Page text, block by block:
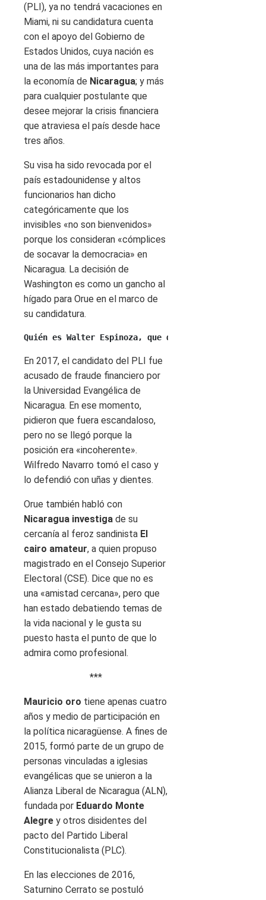
(PLI), ya no tendrá vacaciones en
Miami, ni su candidatura cuenta
con el apoyo del Gobierno de
Estados Unidos, cuya nación es
una de las más importantes para
la economía de Nicaragua; y más
para cualquier postulante que
desee mejorar la crisis financiera
que atraviesa el país desde hace
tres años.
Su visa ha sido revocada por el
país estadounidense y altos
funcionarios han dicho
categóricamente que los
invisibles «no son bienvenidos»
porque los consideran «cómplices
de socavar la democracia» en
Nicaragua. La decisión de
Washington es como un gancho al
hígado para Orue en el marco de
su candidatura.
Quién es Walter Espinoza, que de chofer pasó a
En 2017, el candidato del PLI fue
acusado de fraude financiero por
la Universidad Evangélica de
Nicaragua. En ese momento,
pidieron que fuera escandaloso,
pero no se llegó porque la
posición era «incoherente».
Wilfredo Navarro tomó el caso y
lo defendió con uñas y dientes.
Orue también habló con
Nicaragua investiga de su
cercanía al feroz sandinista El
cairo amateur, a quien propuso
magistrado en el Consejo Superior
Electoral (CSE). Dice que no es
una «amistad cercana», pero que
han estado debatiendo temas de
la vida nacional y le gusta su
puesto hasta el punto de que lo
admira como profesional.
***
Mauricio oro tiene apenas cuatro
años y medio de participación en
la política nicaragüense. A fines de
2015, formó parte de un grupo de
personas vinculadas a iglesias
evangélicas que se unieron a la
Alianza Liberal de Nicaragua (ALN),
fundada por Eduardo Monte
Alegre y otros disidentes del
pacto del Partido Liberal
Constitucionalista (PLC).
En las elecciones de 2016,
Saturnino Cerrato se postuló